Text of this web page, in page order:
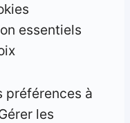
essentiels
préférences à
les